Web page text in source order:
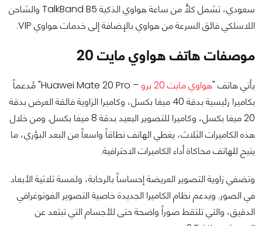
سعودي، تشمل كلاًّ من ساعة هواوي الذكية TalkBand B5 والشاحن
اللاسلكي فائق السرعة من هواوي بالإضافة إلى خدمات هواوي VIP.
موصفات هاتف هواوي مايت 20
يأتي هاتف "هواوي مايت 20 برو
– Huawei Mate 20 Pro" مُدعماً
بكاميرا رئيسية بدقة 40 ميغا بكسل، وكاميرا الزاوية فائقة العرض بدقة
20 ميغا بكسل، وكاميرا للتصوير البعيد بدقة 8 ميغا بكسل. ومن خلال
هذه الكاميرات الثلاث، يغطي الهاتف نطاقاً واسعاً من البعد البؤري، ما
يتيح للهاتف محاكاة أداء الكاميرات الاحترافية.
وتضفي زاوية التصوير العريضة إحساساً بالرحابة، ولمسة ثلاثية الأبعاد
في الصور. ويدعم نظام الكاميرا الجديدة خاصية التصوير الفوتوغرافي
الدقيق، والتي تلتقط صوراً واضحة حتى للأجسام التي تبتعد عن